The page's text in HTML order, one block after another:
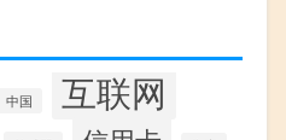
中国 互联网